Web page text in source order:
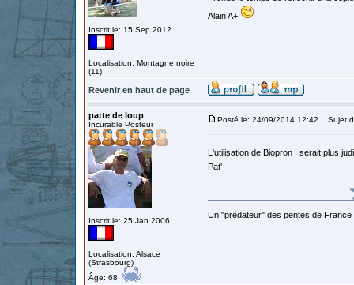
Inscrit le: 15 Sep 2012
Localisation: Montagne noire
(11)
Alain A+
Revenir en haut de page
patte de loup
Incurable Posteur
Inscrit le: 25 Jan 2006
Localisation: Alsace
(Strasbourg)
Âge: 68
Posté le: 24/09/2014 12:42 Sujet
L'utilisation de Biopron , serait plus
Pat'
Un "prédateur" des pentes de